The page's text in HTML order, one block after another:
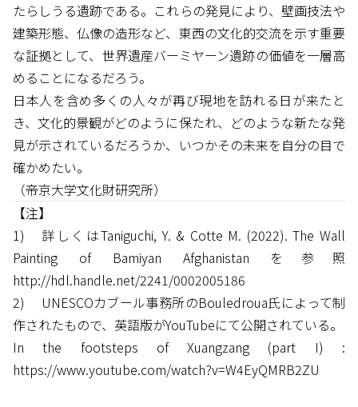
たらしうる遺跡である。これらの発見により、壁画技法や
建築形態、仏像の造形など、東西の文化的交流を示す重要
な証拠として、世界遺産バーミヤーン遺跡の価値を一層高
めることになるだろう。
日本人を含め多くの人々が再び現地を訪れる日が来たと
き、文化的景観がどのように保たれ、どのような新たな発
見が示されているだろうか、いつかその未来を自分の目で
確かめたい。
（帝京大学文化財研究所）
【注】
1) 詳しくはTaniguchi, Y. & Cotte M. (2022). The Wall
Painting of Bamiyan Afghanistan を参照
http://hdl.handle.net/2241/0002005186
2) UNESCOカブール事務所のBouledroua氏によって制
作されたもので、英語版がYouTubeにて公開されている。
In the footsteps of Xuangzang (part I) :
https://www.youtube.com/watch?v=W4EyQMRB2ZU